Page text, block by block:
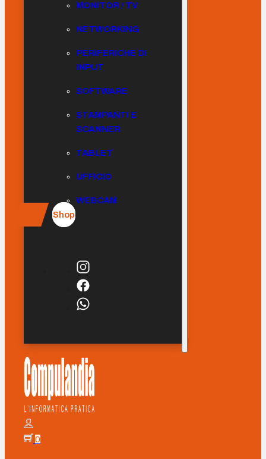
MONITOR / TV
NETWORKING
PERIFERICHE DI
INPUT
SOFTWARE
STAMPANTI E
SCANNER
TABLET
UFFICIO
WEBCAM
Shop
0